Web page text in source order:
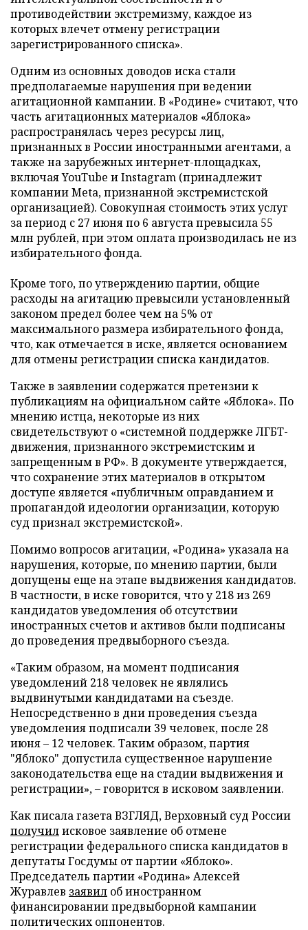
противодействии экстремизму, каждое из
которых влечет отмену регистрации
зарегистрированного списка».
Одним из основных доводов иска стали
предполагаемые нарушения при ведении
агитационной кампании. В «Родине» считают, что
часть агитационных материалов «Яблока»
распространялась через ресурсы лиц,
признанных в России иностранными агентами, а
также на зарубежных интернет-площадках,
включая YouTube и Instagram (принадлежит
компании Meta, признанной экстремистской
организацией). Совокупная стоимость этих услуг
за период с 27 июня по 6 августа превысила 55
млн рублей, при этом оплата производилась не из
избирательного фонда.
Кроме того, по утверждению партии, общие
расходы на агитацию превысили установленный
законом предел более чем на 5% от
максимального размера избирательного фонда,
что, как отмечается в иске, является основанием
для отмены регистрации списка кандидатов.
Также в заявлении содержатся претензии к
публикациям на официальном сайте «Яблока». По
мнению истца, некоторые из них
свидетельствуют о «системной поддержке ЛГБТ-
движения, признанного экстремистским и
запрещенным в РФ». В документе утверждается,
что сохранение этих материалов в открытом
доступе является «публичным оправданием и
пропагандой идеологии организации, которую
суд признал экстремистской».
Помимо вопросов агитации, «Родина» указала на
нарушения, которые, по мнению партии, были
допущены еще на этапе выдвижения кандидатов.
В частности, в иске говорится, что у 218 из 269
кандидатов уведомления об отсутствии
иностранных счетов и активов были подписаны
до проведения предвыборного съезда.
«Таким образом, на момент подписания
уведомлений 218 человек не являлись
выдвинутыми кандидатами на съезде.
Непосредственно в дни проведения съезда
уведомления подписали 39 человек, после 28
июня – 12 человек. Таким образом, партия
"Яблоко" допустила существенное нарушение
законодательства еще на стадии выдвижения и
регистрации», – говорится в исковом заявлении.
Как писала газета ВЗГЛЯД, Верховный суд России
получилисковое заявление об отмене
регистрации федерального списка кандидатов в
депутаты Госдумы от партии «Яблоко».
Председатель партии «Родина» Алексей
Журавлев заявил об иностранном
финансировании предвыборной кампании
политических оппонентов.